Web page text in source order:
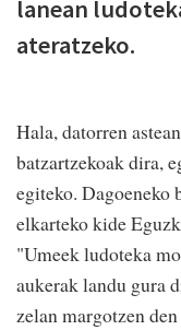
lanean
ateratzeko.
Hala, datorren
batzartzekoak dira,
egiteko. Dagoeneko
elkarteko kide
"Umeek ludoteka
aukerak landu gura
zelan margotzen